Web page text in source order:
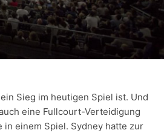
Sieg im heutigen Spiel ist. Und
eine Fullcourt-Verteidigung
einem Spiel. Sydney hatte zur